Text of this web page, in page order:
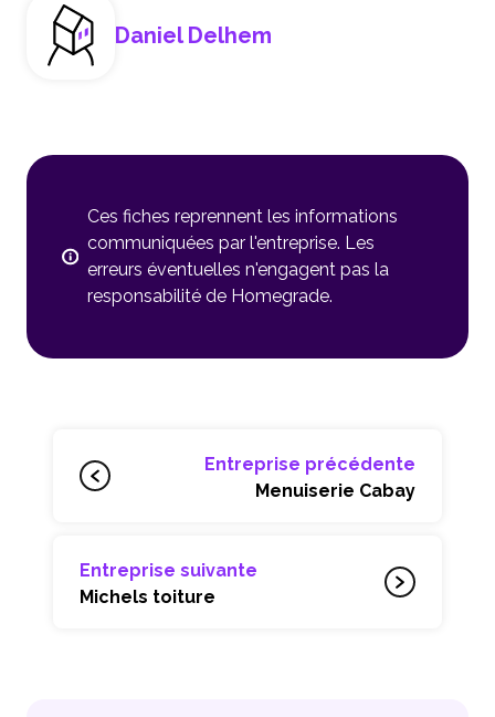
Daniel Delhem
Ces fiches reprennent les informations
communiquées par l'entreprise. Les
erreurs éventuelles n'engagent pas la
responsabilité de Homegrade.
Entreprise précédente
Menuiserie Cabay
Entreprise suivante
Michels toiture